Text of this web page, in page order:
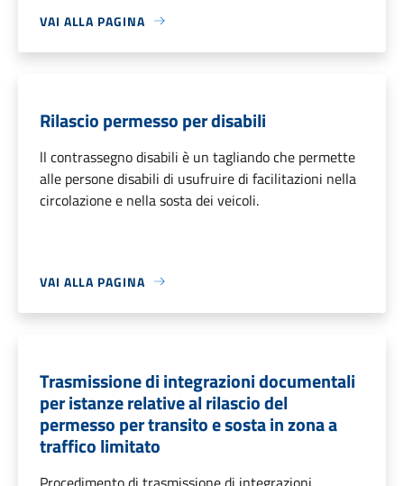
VAI ALLA PAGINA
Rilascio permesso per disabili
ll contrassegno disabili è un tagliando che permette
alle persone disabili di usufruire di facilitazioni nella
circolazione e nella sosta dei veicoli.
VAI ALLA PAGINA
Trasmissione di integrazioni documentali
per istanze relative al rilascio del
permesso per transito e sosta in zona a
traffico limitato